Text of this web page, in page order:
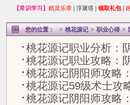
【常识学习 】 精灵乐章 浮屠塔 领取礼包
您的位置： > 桃花源记 > 职业心得 >
桃花源记职业分析：
桃花源记职业攻略：
桃花源记阴阳师攻略
桃花源记59级术士攻
桃花源记阴阳师攻略